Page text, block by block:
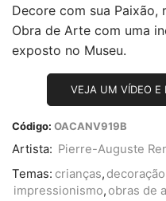
Decore com sua Paixão,
Obra de Arte com uma
exposto no Museu.
VEJA UM VÍDEO E
Código: OACANV919B
Artista: Pierre-Auguste
Temas: crianças, decoração
impressionismo, obras de